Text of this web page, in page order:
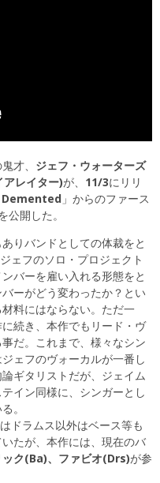
才、 ジェフ・ウォーターズ
レイター)が、 11/3にリリ
」からのファース
公開した。
りバンドとしての体裁をと
ェフのソロ・プロジェクト
バーを雇い入れる形態をと
ーがどう変わったか？とい
料にはならない。ただ一
続き、本作でもリード・ヴ
だ。これまで、様々なシン
ェフのヴォーカルが一番し
ギタリストだが、ジェイム
イン同様に、シンガーとし
。
ドラムス以外はベース等も
たが、本作には、現在のバ
ク(Ba)、ファビオ(Drs)が参